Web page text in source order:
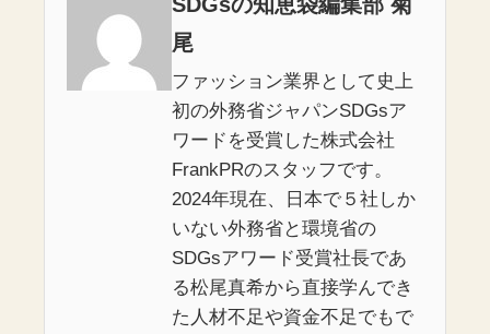
尾
ファッション業界として史上
初の外務省ジャパンSDGsア
ワードを受賞した株式会社
FrankPRのスタッフです。
2024年現在、日本で５社しか
いない外務省と環境省の
SDGsアワード受賞社長であ
る松尾真希から直接学んでき
た人材不足や資金不足でもで